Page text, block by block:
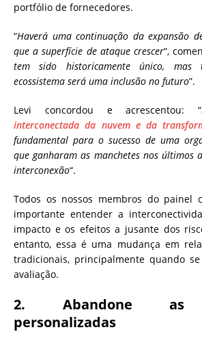
portfólio de fornecedores.
“Haverá uma continuação da expansão
que a superfície de ataque crescer“,
tem sido historicamente único,
ecossistema será uma inclusão no futuro”.
Levi concordou e acrescentou: “
interconectada da nuvem e da
fundamental para o sucesso de uma
que ganharam as manchetes nos últimos
interconexão“.
Todos os nossos membros do painel
importante entender a
impacto e os efeitos a jusante dos
entanto, essa é uma mudança em
tradicionais, principalmente quando
avaliação.
2. Abandone as
personalizadas